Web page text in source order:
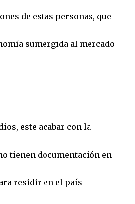
de estas personas, que
sumergida al mercado
este acabar con la
tienen documentación en
residir en el país